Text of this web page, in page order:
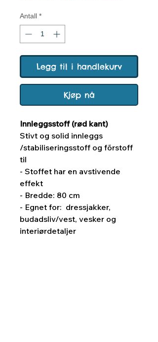
Antall *
Legg til i handlekurv
Kjøp nå
Innleggsstoff (rød kant)
Stivt og solid innleggs
/stabiliseringsstoff og fõrstoff
til
- Stoffet har en avstivende
effekt
- Bredde: 80 cm
- Egnet for: dressjakker,
budadsliv/vest, vesker og
interiørdetaljer